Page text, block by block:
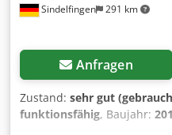
Sindelfingen 291 km
Anfragen
Zustand: sehr gut
funktionsfähig, Baujahr:
* 13.300 Stunden *